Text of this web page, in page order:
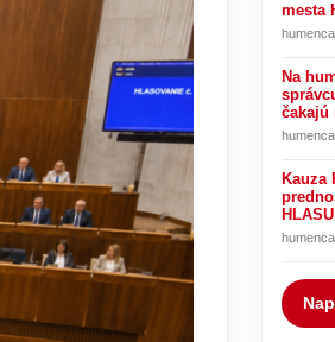
mesta
Na
čakajú
Kauza